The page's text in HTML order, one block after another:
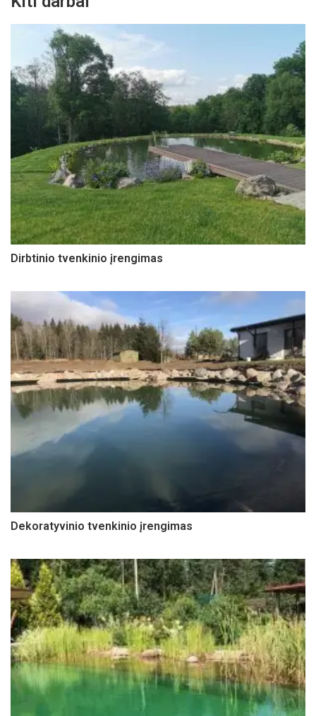
Dirbtinio tvenkinio įrengimas
Dekoratyvinio tvenkinio įrengimas